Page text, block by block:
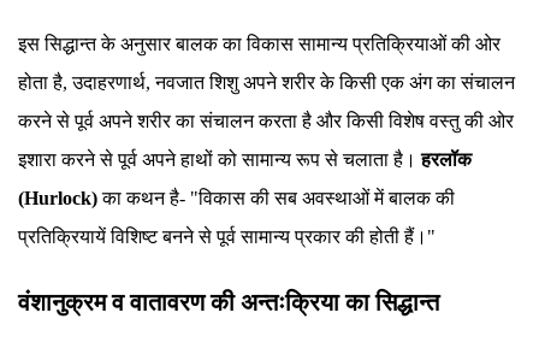
इस सिद्धान्त के अनुसार बालक का विकास सामान्य प्रतिक्रियाओं की ओर
होता है, उदाहरणार्थ, नवजात शिशु अपने शरीर के किसी एक अंग का संचालन
करने से पूर्व अपने शरीर का संचालन करता है और किसी विशेष वस्तु की ओर
इशारा करने से पूर्व अपने हाथों को सामान्य रूप से चलाता है।हरलॉक
(Hurlock)का कथन है- "विकास की सब अवस्थाओं में बालक की
प्रतिक्रियायें विशिष्ट बनने से पूर्व सामान्य प्रकार की होती हैं।"
वंशानुक्रम व वातावरण की अन्तःक्रिया का सिद्धान्त